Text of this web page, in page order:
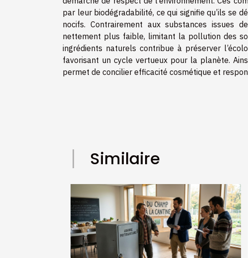
par leur biodégradabilité, ce qui signifie qu’ils se
nocifs. Contrairement aux substances issues
nettement plus faible, limitant la pollution des
ingrédients naturels contribue à préserver
favorisant un cycle vertueux pour la planète.
permet de concilier efficacité cosmétique et
Similaire